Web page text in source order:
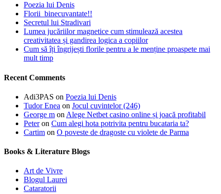
Poezia lui Denis
Florii binecuvantate!!
Secretul lui Stradivari
Lumea jucăriilor magnetice cum stimulează acestea
creativitatea și gandirea logica a copiilor
Cum să îți îngrijești florile pentru a le menține proaspete mai
mult timp
Recent Comments
Adi3PAS on Poezia lui Denis
Tudor Enea on Jocul cuvintelor (246)
George m on Alege Netbet casino online și joacă profitabil
Peteron Cum alegi hota potrivita pentru bucataria ta?
Cartim on O poveste de dragoste cu violete de Parma
Books & Literature Blogs
Art de Vivre
Blogul Laurei
Cataratorii